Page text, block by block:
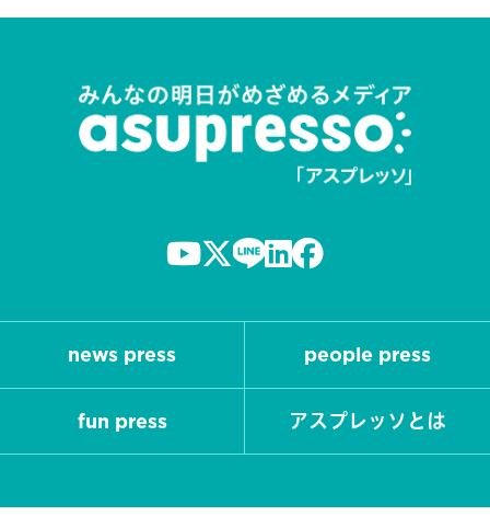
news press people press
fun press アスプレッソとは